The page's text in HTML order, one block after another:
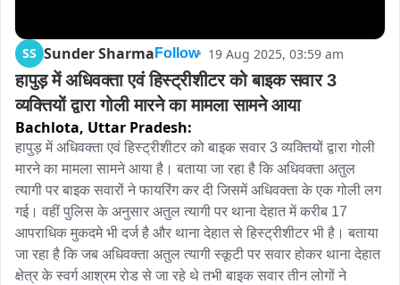
SS Sunder Sharma Follow 19 Aug 2025, 03:59 am
हापुड़ में अधिवक्ता एवं हिस्ट्रीशीटर को बाइक सवार 3
व्यक्तियों द्वारा गोली मारने का मामला सामने आया
Bachlota, Uttar Pradesh:
हापुड़ में अधिवक्ता एवं हिस्ट्रीशीटर को बाइक सवार 3 व्यक्तियों द्वारा गोली
मारने का मामला सामने आया है। बताया जा रहा है कि अधिवक्ता अतुल
त्यागी पर बाइक सवारों ने फायरिंग कर दी जिसमें अधिवक्ता के एक गोली लग
गई। वहीं पुलिस के अनुसार अतुल त्यागी पर थाना देहात में करीब 17
आपराधिक मुकदमे भी दर्ज है और थाना देहात से हिस्ट्रीशीटर भी है। बताया
जा रहा है कि जब अधिवक्ता अतुल त्यागी स्कूटी पर सवार होकर थाना देहात
क्षेत्र के स्वर्ग आश्रम रोड से जा रहे थे तभी बाइक सवार तीन लोगों ने